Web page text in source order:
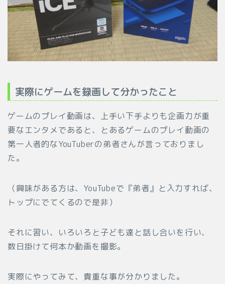
実際にゲームを録画して分かったこと
ゲームのプレイ動画は、上手い下手よりも企画力が重
要なエンタメであると、とあるゲームのプレイ動画の
第一人者的なYouTuberの弟者さんが言っておりまし
た。
（興味がある方は、YouTubeで『弟者』と入力すれば、
トップにでてくるので是非）
それに習い、いろいろと子ども達と話し合いを行い、
数日掛けて何本か動画を撮影。
実際にやってみて、貴重な事が分かりました。